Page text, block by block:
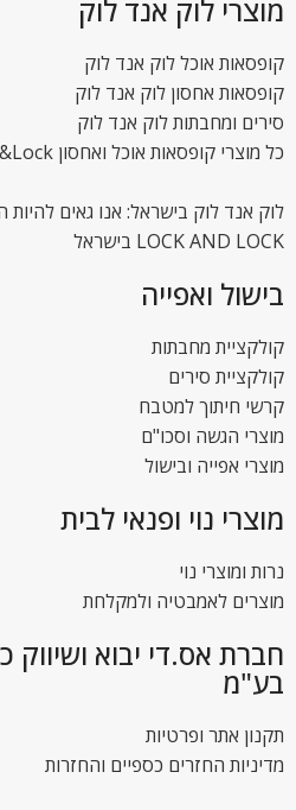
מוצרי לוק אנד לוק
קופסאות אוכל לוק אנד לוק
קופסאות אחסון לוק אנד לוק
סירים ומחבתות לוק אנד לוק
כל מוצרי קופסאות אוכל ואחסון Lock&Lock
לוק אנד לוק בישראל: אנו גאים
LOCK AND LOCK בישראל
בישול ואפייה
קולקציית מחבתות
קולקציית סירים
קרשי חיתוך למטבח
מוצרי הגשה וסכו"ם
מוצרי אפייה ובישול
מוצרי נוי ופנאי לבית
נרות ומוצרי נוי
מוצרים לאמבטיה ולמקלחת
חברת אס.די יבוא ושיווק
בע"מ
תקנון אתר ופרטיות
מדיניות החזרים כספיים והחזרות